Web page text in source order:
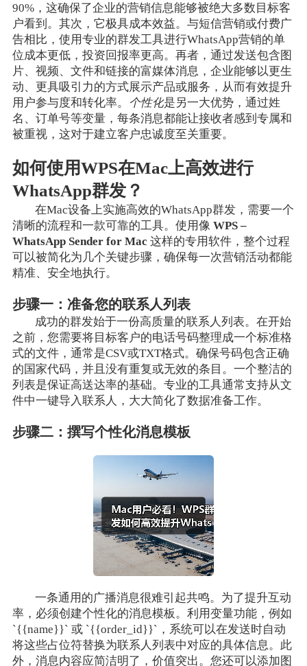
90%，这确保了企业的营销信息能够被绝大多数目标客
户看到。其次，它极具成本效益。与短信营销或付费广
告相比，使用专业的群发工具进行WhatsApp营销的单
位成本更低，投资回报率更高。再者，通过发送包含图
片、视频、文件和链接的富媒体消息，企业能够以更生
动、更具吸引力的方式展示产品或服务，从而有效提升
用户参与度和转化率。
个性化是另一大优势，通过姓
名、订单号等变量，每条消息都能让接收者感到专属和
被重视，这对于建立客户忠诚度至关重要。
如何使用WPS在Mac上高效进行
WhatsApp群发？
在Mac设备上实施高效的WhatsApp群发，需要一个
清晰的流程和一款可靠的工具。使用像 WPS –
WhatsApp Sender for Mac 这样的专用软件，整个过程
可以被简化为几个关键步骤，确保每一次营销活动都能
精准、安全地执行。
步骤一：准备您的联系人列表
成功的群发始于一份高质量的联系人列表。在开始
之前，您需要将目标客户的电话号码整理成一个标准格
式的文件，通常是CSV或TXT格式。确保号码包含正确
的国家代码，并且没有重复或无效的条目。一个整洁的
列表是保证高送达率的基础。专业的工具通常支持从文
件中一键导入联系人，大大简化了数据准备工作。
步骤二：撰写个性化消息模板
一条通用的广播消息很难引起共鸣。为了提升互动
率，必须创建个性化的消息模板。利用变量功能，例如
`{{name}}` 或 `{{order_id}}`，系统可以在发送时自动
将这些占位符替换为联系人列表中对应的具体信息。此
外，消息内容应简洁明了，价值突出。您还可以添加图